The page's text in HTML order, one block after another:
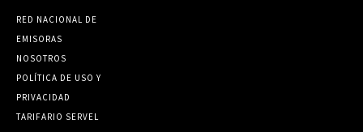
RED NACIONAL DE
EMISORAS
NOSOTROS
POLÍTICA DE USO Y
PRIVACIDAD
TARIFARIO SERVEL